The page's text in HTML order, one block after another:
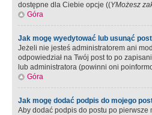
dostępne dla Ciebie opcje ((YMożesz
Góra
Jak mogę wyedytować lub usunąć
Jeżeli nie jesteś administratorem ani
odpowiedział na Twój post to po
lub administratora (powinni oni
Góra
Jak mogę dodać podpis do mojego
Aby dodać podpis do postu po pierwsze